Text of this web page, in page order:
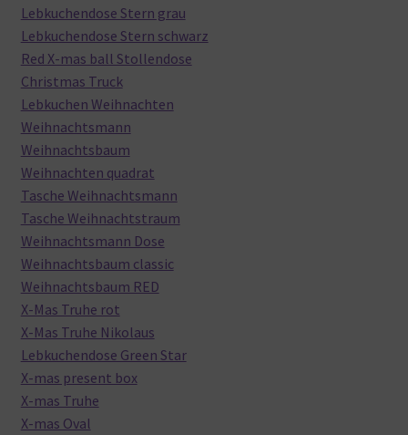
Lebkuchendose Stern grau
Lebkuchendose Stern schwarz
Red X-mas ball Stollendose
Christmas Truck
Lebkuchen Weihnachten
Weihnachtsmann
Weihnachtsbaum
Weihnachten quadrat
Tasche Weihnachtsmann
Tasche Weihnachtstraum
Weihnachtsmann Dose
Weihnachtsbaum classic
Weihnachtsbaum RED
X-Mas Truhe rot
X-Mas Truhe Nikolaus
Lebkuchendose Green Star
X-mas present box
X-mas Truhe
X-mas Oval